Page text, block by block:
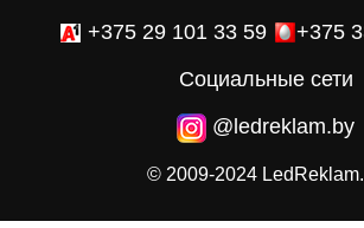
+375 29 101 33 59
+375
Социальные сети
@ledreklam.by
© 2009-2024